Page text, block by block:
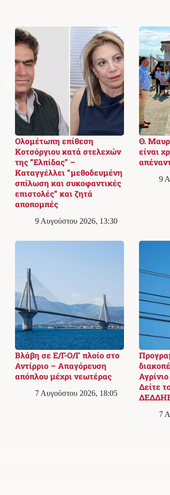
Ολομέτωπη επίθεση
Κοτσόργιου κατά στελεχών
της “Ελπίδας” –
Καταγγέλλει “μεθοδευμένη
σπίλωση και συκοφαντικές
επιστολές” και ζητά
αποπομπές
9 Αυγούστου 2026, 13:30
Θ.
είναι
9
Βλάβη σε Ε/Γ-Ο/Γ πλοίο στο
Αντίρριο – Απαγόρευση
απόπλου μέχρι νεωτέρας
7 Αυγούστου 2026, 18:05
Δείτε
7